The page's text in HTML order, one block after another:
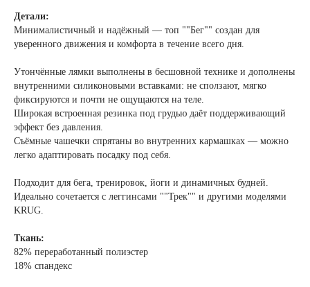
Детали:
Минималистичный и надёжный — топ ""Бег"" создан для
уверенного движения и комфорта в течение всего дня.
Утончённые лямки выполнены в бесшовной технике и дополнены
внутренними силиконовыми вставками: не сползают, мягко
фиксируются и почти не ощущаются на теле.
Широкая встроенная резинка под грудью даёт поддерживающий
эффект без давления.
Съёмные чашечки спрятаны во внутренних кармашках — можно
легко адаптировать посадку под себя.
Подходит для бега, тренировок, йоги и динамичных будней.
Идеально сочетается с леггинсами ""Трек"" и другими моделями
KRUG.
Ткань:
82% переработанный полиэстер
18% спандекс